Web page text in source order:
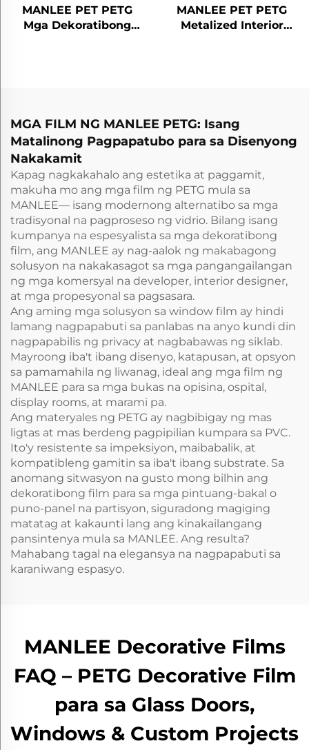
MANLEE PET PETG
Mga Dekoratibong
MANLEE PET PETG
Metalized Interior
MGA FILM NG MANLEE PETG: Isang
Matalinong Pagpapatubo para sa Disenyong
Nakakamit
Kapag nagkakahalo ang estetika at paggamit,
makuha mo ang mga film ng PETG mula sa
MANLEE— isang modernong alternatibo sa mga
tradisyonal na pagproseso ng vidrio. Bilang isang
kumpanya na espesyalista sa mga dekoratibong
film, ang MANLEE ay nag-aalok ng makabagong
solusyon na nakakasagot sa mga pangangailangan
ng mga komersyal na developer, interior designer,
at mga propesyonal sa pagsasara.
Ang aming mga solusyon sa window film ay hindi
lamang nagpapabuti sa panlabas na anyo kundi din
nagpapabilis ng privacy at nagbabawas ng siklab.
Mayroong iba't ibang disenyo, katapusan, at opsyon
sa pamamahila ng liwanag, ideal ang mga film ng
MANLEE para sa mga bukas na opisina, ospital,
display rooms, at marami pa.
Ang materyales ng PETG ay nagbibigay ng mas
ligtas at mas berdeng pagpipilian kumpara sa PVC.
Ito'y resistente sa impeksiyon, maibabalik, at
kompatibleng gamitin sa iba't ibang substrate. Sa
anomang sitwasyon na gusto mong bilhin ang
dekoratibong film para sa mga pintuang-bakal o
puno-panel na partisyon, siguradong magiging
matatag at kakaunti lang ang kinakailangang
pansintenya mula sa MANLEE. Ang resulta?
Mahabang tagal na elegansya na nagpapabuti sa
karaniwang espasyo.
MANLEE Decorative Films
FAQ – PETG Decorative Film
para sa Glass Doors,
Windows & Custom Projects